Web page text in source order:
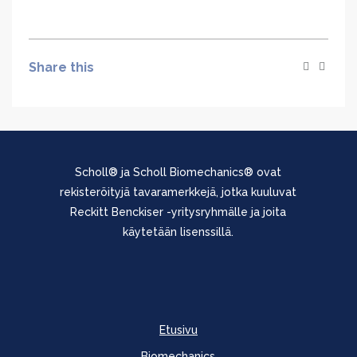
Share this
Scholl® ja Scholl Biomechanics® ovat
rekisteröityjä tavaramerkkejä, jotka kuuluvat
Reckitt Benckiser -yritysryhmälle ja joita
käytetään lisenssillä.
Etusivu